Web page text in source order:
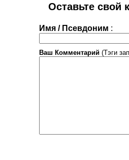
Оставьте свой
Имя / Псевдоним :
Ваш Комментарий (Тэги